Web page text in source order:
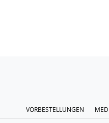
VORBESTELLUNGEN